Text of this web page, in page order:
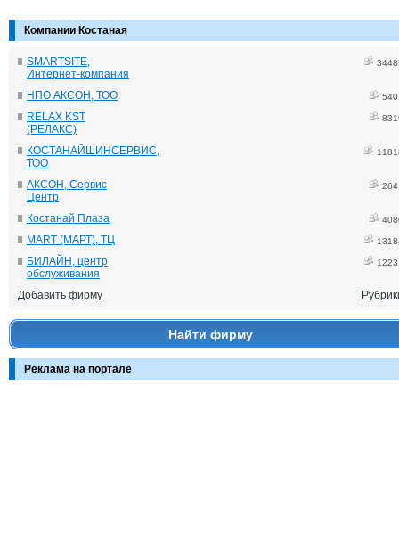
Компании Костаная
SMARTSITE,
Интернет-компания
НПО АКСОН, ТОО
RELAX KST
(РЕЛАКС)
КОСТАНАЙШИНСЕРВИС,
ТОО
АКСОН, Сервис
Центр
Костанай Плаза
MART (МАРТ), ТЦ
БИЛАЙН, центр
обслуживания
Добавить фирму
Найти фирму
Реклама на портале